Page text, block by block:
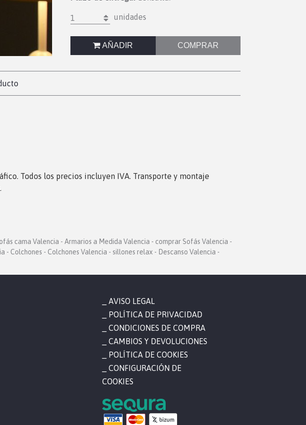
1 unidades
AÑADIR COMPRAR
Todos los precios incluyen IVA. Transporte y montaje
cama Valencia - Armarios a Medida Valencia - comprar Sofás Valencia -
Colchones - Colchones Valencia - sillones relax - Descanso Valencia -
AVISO LEGAL
POLÍTICA DE PRIVACIDAD
CONDICIONES DE COMPRA
CAMBIOS Y DEVOLUCIONES
POLÍTICA DE COOKIES
CONFIGURACIÓN DE
COOKIES